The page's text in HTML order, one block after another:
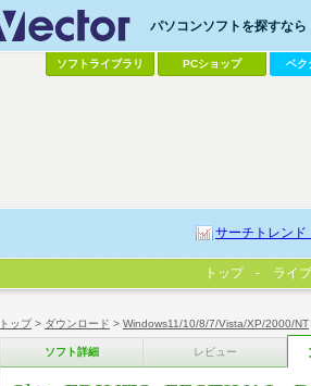
トップ> ダウンロード > Windows11/10/8/7/Vista/XP/2000/NT
ソフト詳細 レビュー
パソコンソフトを探すなら
ソフトライブラリ PCショップ ベク
サーチトレンド
トップ ライ